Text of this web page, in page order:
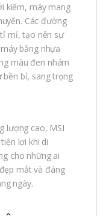
kiếm, máy mang
Các đường
mỉ, tạo nên sự
bằng nhựa
màu đen nhám
bền bỉ, sang trọng
lượng cao, MSI
lợi khi di
cho những ai
mắt và đáng
ngày.